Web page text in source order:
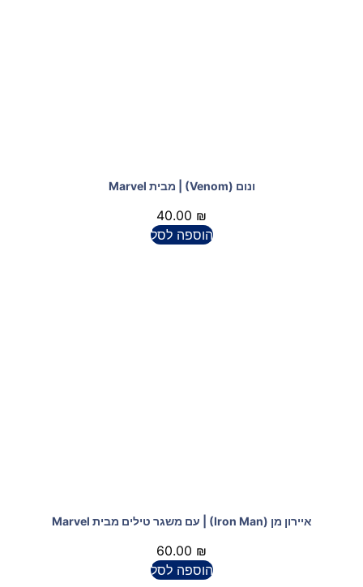
ונום (Venom) | מבית Marvel
40.00 ₪
הוספה לסל
איירון מן (Iron Man) | עם משגר טילים מבית Marvel
60.00 ₪
הוספה לסל